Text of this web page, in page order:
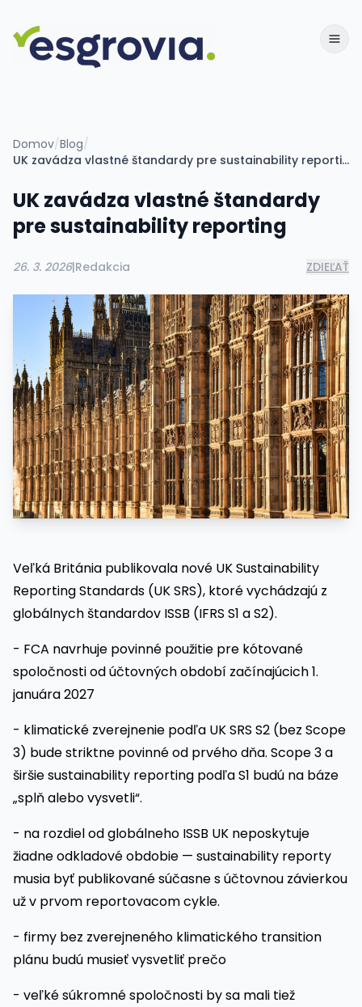
Domov/Blog/
UK zavádza vlastné štandardy pre sustainability reporting
UK zavádza vlastné štandardy
pre sustainability reporting
26. 3. 2026|Redakcia ZDIEĽAŤ
Veľká Británia publikovala nové UK Sustainability
Reporting Standards (UK SRS), ktoré vychádzajú z
globálnych štandardov ISSB (IFRS S1 a S2).
- FCA navrhuje povinné použitie pre kótované
spoločnosti od účtovných období začínajúcich 1.
januára 2027
- klimatické zverejnenie podľa UK SRS S2 (bez Scope
3) bude striktne povinné od prvého dňa. Scope 3 a
širšie sustainability reporting podľa S1 budú na báze
„splň alebo vysvetli“.
- na rozdiel od globálneho ISSB UK neposkytuje
žiadne odkladové obdobie — sustainability reporty
musia byť publikované súčasne s účtovnou závierkou
už v prvom reportovacom cykle.
- firmy bez zverejneného klimatického transition
plánu budú musieť vysvetliť prečo
- veľké súkromné spoločnosti by sa mali tiež